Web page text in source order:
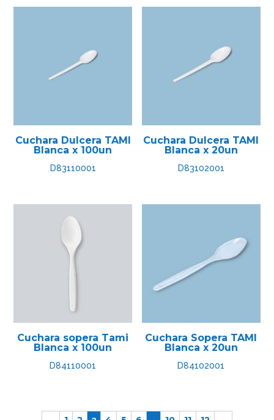
Cuchara Dulcera TAMI
Blanca x 100un
D83110001
Cuchara Dulcera TAMI
Blanca x 20un
D83102001
Cuchara sopera Tami
Blanca x 100un
D84110001
Cuchara Sopera TAMI
Blanca x 20un
D84102001